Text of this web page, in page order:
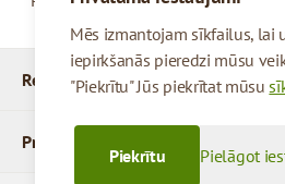
Mēs izmantojam sīkfailus, lai
iepirkšanās pieredzi mūsu
"Piekrītu" Jūs piekrītat mūsu
Pielāgot
Piekrītu
Rekvizīti
Produkti